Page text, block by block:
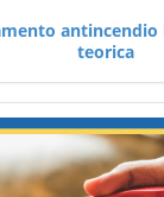
antincendio
teorica